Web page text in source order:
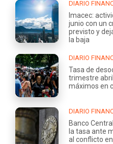
DIARIO
Imacec:
junio con un
previsto y
la baja
DIARIO
Tasa de
trimestre
máximos en
DIARIO
Banco
la tasa ante
al conflicto